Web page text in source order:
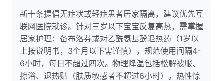
新十条提倡无症状或轻症患者居家隔离，建议优先互
联网医院就诊。针对三岁以下宝宝反复高热，需掌握
居家护理：备布洛芬或对乙酰氨基酚退热药（1岁以
上按说明书，3个月以下需谨慎），规范使用间隔4-
6小时，每日不超过四次。物理降温包括松解被服、
擦浴、退热贴（肤质敏感者不超过6小时）。热性惊